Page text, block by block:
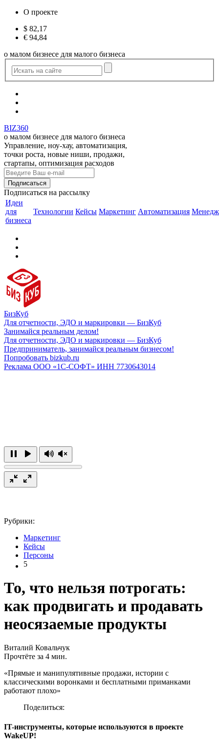
О проекте
$ 82,17
€ 94,84
о малом бизнесе для малого бизнеса
BIZ360
о малом бизнесе для малого бизнеса
Управление, ноу-хау, автоматизация,
точки роста, новые ниши, продажи,
стартапы, оптимизация расходов
Подписаться на рассылку
Идеи
для
бизнеса
Технологии Кейсы Маркетинг Автоматизация
БизКуб
Для отчетности, ЭДО и маркировки — БизКуб
Занимайся реальным делом!
Для отчетности, ЭДО и маркировки — БизКуб
Предприниматель, занимайся реальным бизнесом!
Попробовать bizkub.ru
Реклама ООО «1С-СОФТ» ИНН 7730643014
Рубрики:
Маркетинг
Кейсы
Персоны
5
То, что нельзя потрогать:
как продвигать и продавать
неосязаемые продукты
Виталий Ковальчук
Прочтёте за 4 мин.
«Прямые и манипулятивные продажи, истории с
классическими воронками и бесплатными приманками
работают плохо»
Поделиться:
IT-инструменты, которые используются в проекте
WakeUP!